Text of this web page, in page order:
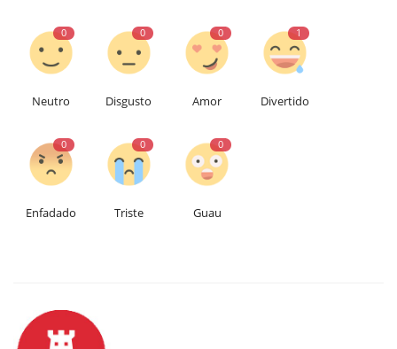
0
Neutro
0
Disgusto
0
Amor
1
Divertido
0
Enfadado
0
Triste
0
Guau